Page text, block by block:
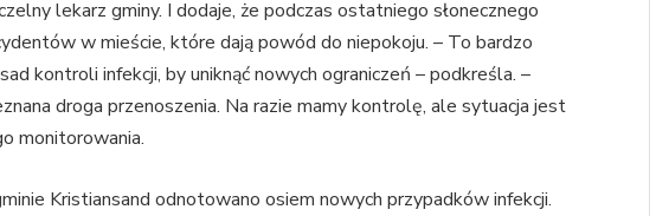
lekarz gminy. I dodaje, że podczas ostatniego słonecznego
w mieście, które dają powód do niepokoju. – To bardzo
kontroli infekcji, by uniknąć nowych ograniczeń – podkreśla. –
droga przenoszenia. Na razie mamy kontrolę, ale sytuacja jest
monitorowania.
Kristiansand odnotowano osiem nowych przypadków infekcji.